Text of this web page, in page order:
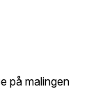
på malingen